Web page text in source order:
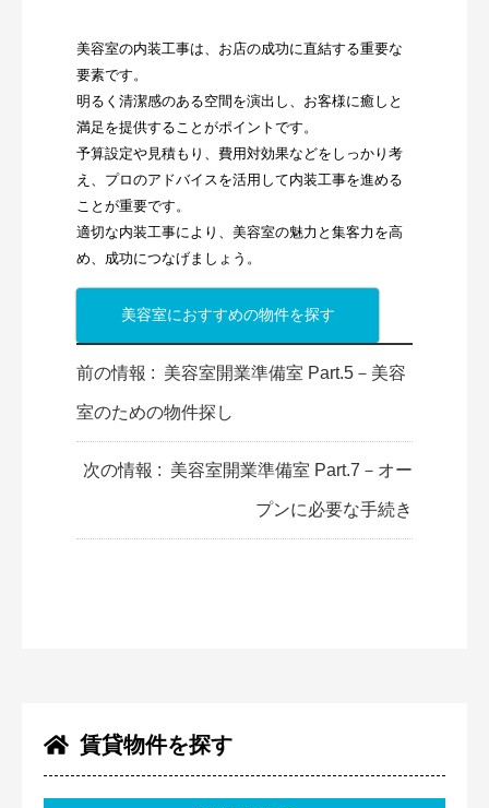
賃貸物件を探す
美容室の内装工事は、お店の成功に直結する重要な
要素です。
明るく清潔感のある空間を演出し、お客様に癒しと
満足を提供することがポイントです。
予算設定や見積もり、費用対効果などをしっかり考
え、プロのアドバイスを活用して内装工事を進める
ことが重要です。
適切な内装工事により、美容室の魅力と集客力を高
め、成功につなげましょう。
美容室におすすめの物件を探す
前の情報 : 美容室開業準備室 Part.5－美容
室のための物件探し
次の情報 : 美容室開業準備室 Part.7－オー
プンに必要な手続き